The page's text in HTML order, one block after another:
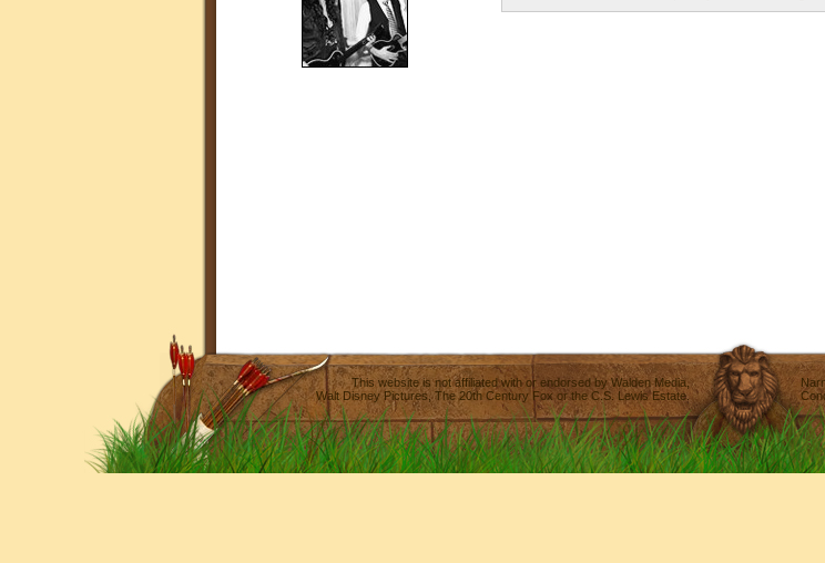
This website is not affiliated with or endorsed byWalden Media
Walt Disney Pictures,The 20th Century Fox or the C.S. Lewis Estate.